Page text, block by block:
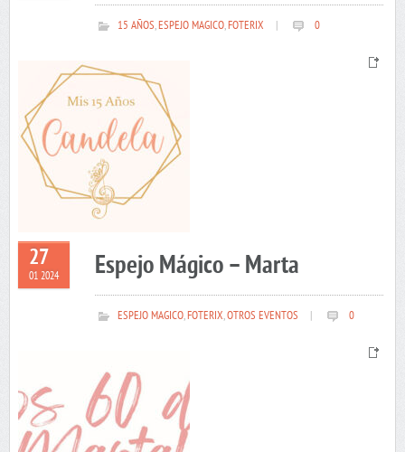
15 AÑOS,ESPEJO MAGICO,FOTERIX 0
27
01 2024 Espejo Mágico – Marta
ESPEJO MAGICO,FOTERIX,OTROS EVENTOS 0